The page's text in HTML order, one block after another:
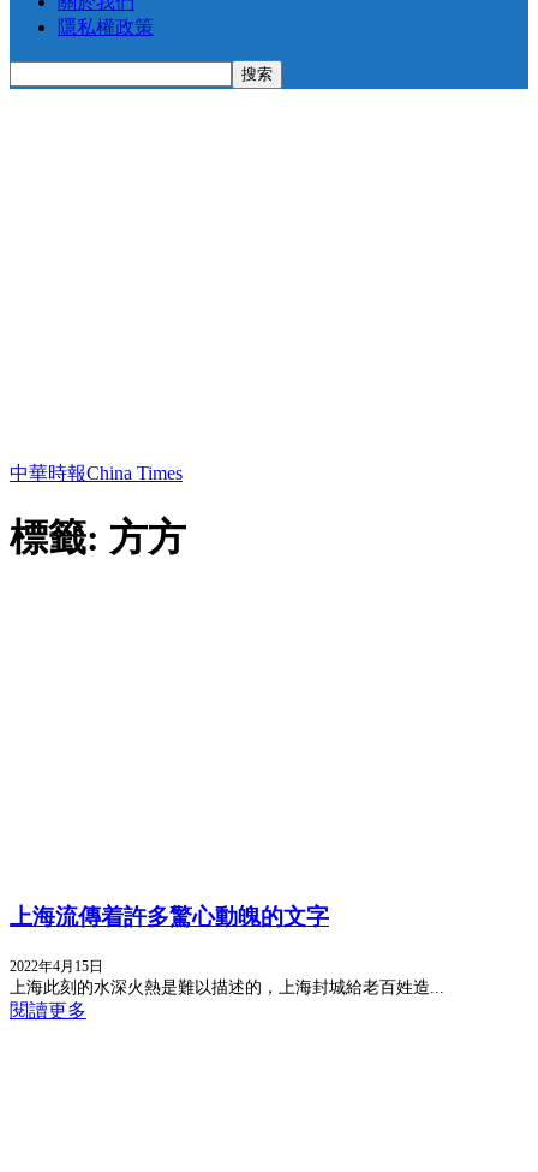
隱私權政策
中華時報China Times
標籤: 方方
上海流傳着許多驚心動魄的文字
2022年4月15日
上海此刻的水深火熱是難以描述的，上海封城給老百姓造...
閱讀更多